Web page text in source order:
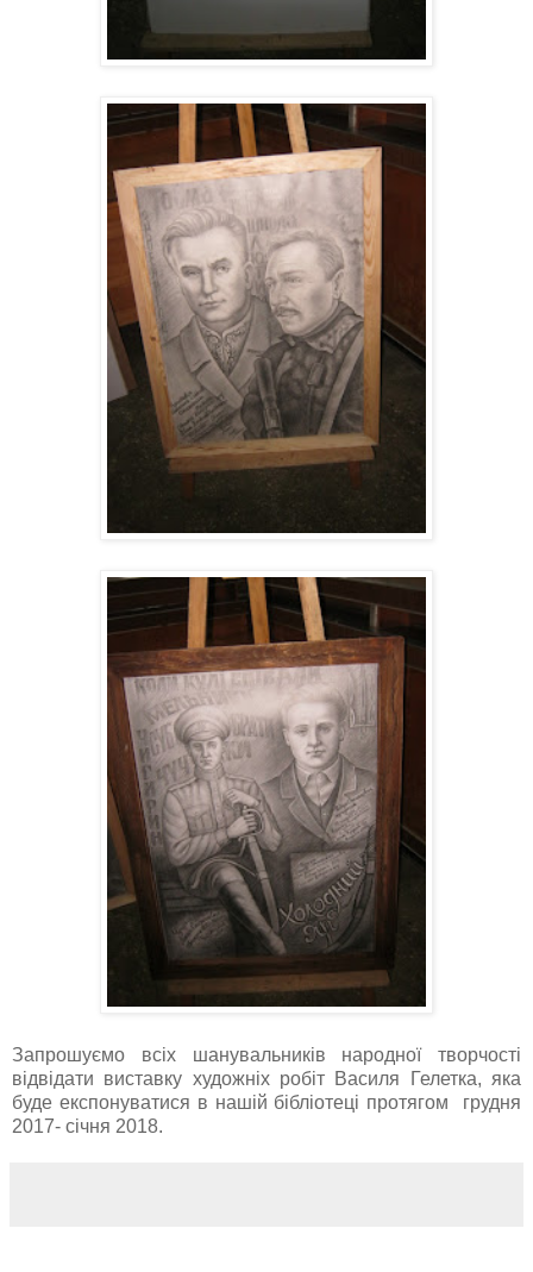
Запрошуємо всіх шанувальників народної творчості
відвідати виставку художніх робіт Василя Гелетка, яка
буде експонуватися в нашій бібліотеці протягом грудня
2017- січня 2018.